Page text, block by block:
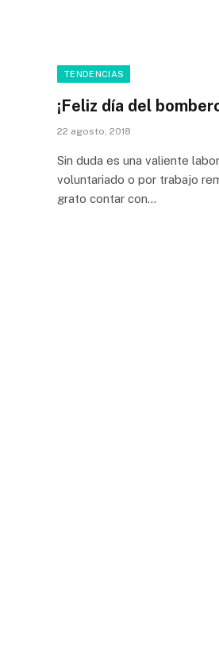
TENDENCIAS
¡Feliz día del
22 agosto, 2018
Sin duda es una valiente
voluntariado o por trabajo
grato contar con…